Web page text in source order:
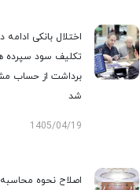
اختلال بانکی ادامه
تکلیف سود سپرده
برداشت از حساب
شد
1405/04/19
اصلاح نحوه